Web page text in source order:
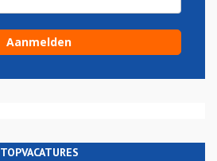
TOPVACATURES